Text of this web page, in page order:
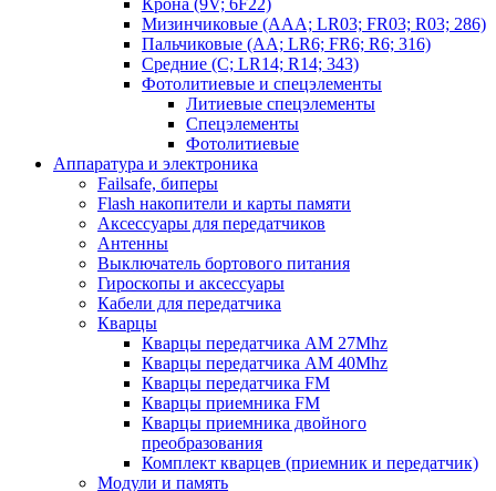
Крона (9V; 6F22)
Мизинчиковые (AAA; LR03; FR03; R03; 286)
Пальчиковые (AA; LR6; FR6; R6; 316)
Средние (C; LR14; R14; 343)
Фотолитиевые и спецэлементы
Литиевые спецэлементы
Спецэлементы
Фотолитиевые
Аппаратура и электроника
Failsafe, биперы
Flash накопители и карты памяти
Аксессуары для передатчиков
Антенны
Выключатель бортового питания
Гироскопы и аксессуары
Кабели для передатчика
Кварцы
Кварцы передатчика AM 27Mhz
Кварцы передатчика AM 40Mhz
Кварцы передатчика FM
Кварцы приемника FM
Кварцы приемника двойного
преобразования
Комплект кварцев (приемник и передатчик)
Модули и память